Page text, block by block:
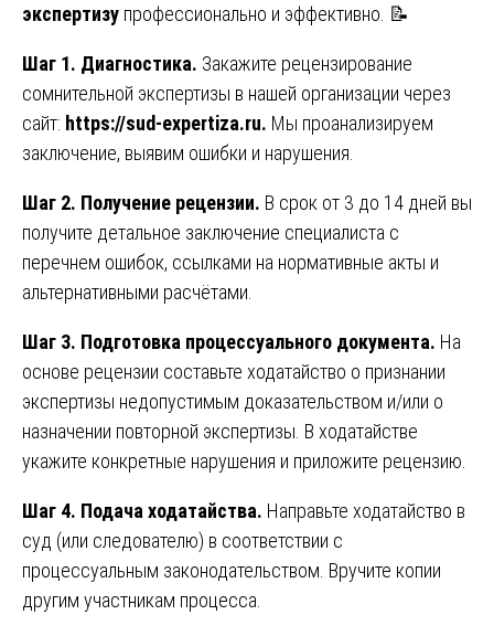
экспертизу профессионально и эффективно. 📝
Шаг 1. Диагностика. Закажите рецензирование
сомнительной экспертизы в нашей организации через
сайт: https://sud-expertiza.ru. Мы проанализируем
заключение, выявим ошибки и нарушения.
Шаг 2. Получение рецензии. В срок от 3 до 14 дней вы
получите детальное заключение специалиста с
перечнем ошибок, ссылками на нормативные акты и
альтернативными расчётами.
Шаг 3. Подготовка процессуального документа. На
основе рецензии составьте ходатайство о признании
экспертизы недопустимым доказательством и/или о
назначении повторной экспертизы. В ходатайстве
укажите конкретные нарушения и приложите рецензию.
Шаг 4. Подача ходатайства. Направьте ходатайство в
суд (или следователю) в соответствии с
процессуальным законодательством. Вручите копии
другим участникам процесса.